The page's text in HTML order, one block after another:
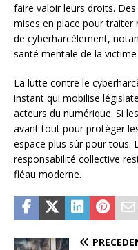
faire valoir leurs droits.
mises en place pour traiter
de cyberharcèlement,
santé mentale de la
La lutte contre le
instant qui mobilise
acteurs du numérique. Si
avant tout pour protéger
espace plus sûr pour tous.
responsabilité collective
fléau moderne.